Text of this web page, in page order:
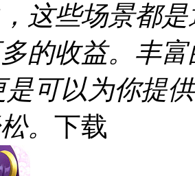
这些场景都
的收益。丰
是可以为你提
。 下载